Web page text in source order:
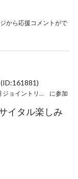
から応援コメントがで
(ID:161881)
に参加
イタル楽しみ